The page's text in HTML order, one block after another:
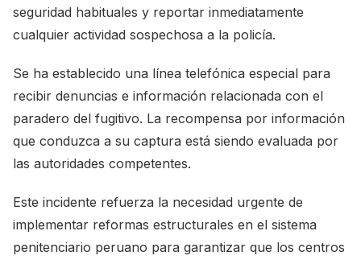
seguridad habituales y reportar inmediatamente
cualquier actividad sospechosa a la policía.
Se ha establecido una línea telefónica especial para
recibir denuncias e información relacionada con el
paradero del fugitivo. La recompensa por información
que conduzca a su captura está siendo evaluada por
las autoridades competentes.
Este incidente refuerza la necesidad urgente de
implementar reformas estructurales en el sistema
penitenciario peruano para garantizar que los centros